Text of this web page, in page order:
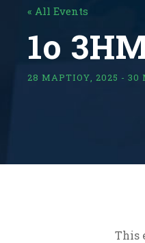
« All Events
1o
28 ΜΑΡΤΊΟΥ, 2025 - 30
This